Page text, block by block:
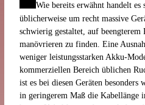
Wie bereits erwähnt handelt es
üblicherweise um recht massive
schwierig gestaltet, auf beengterem
manövrieren zu finden. Eine
weniger leistungsstarken Akku-
kommerziellen Bereich üblichen
ist es bei diesen Geräten
in geringerem Maß die Kabellänge